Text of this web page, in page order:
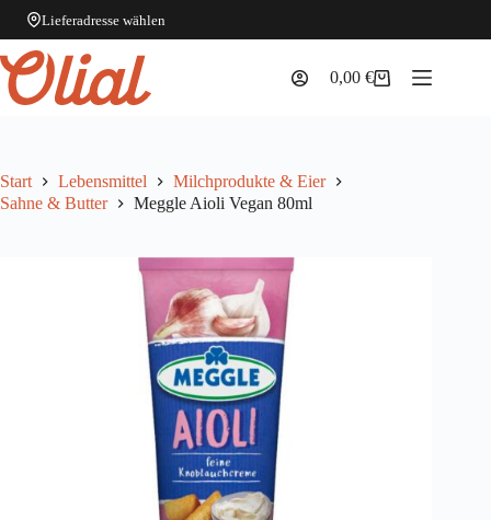
Lieferadresse wählen
Zum
Inhalt
springen
Warenkorb
0,00€
Start Lebensmittel
Milchprodukte & Eier
Sahne & Butter
Meggle Aioli Vegan 80ml